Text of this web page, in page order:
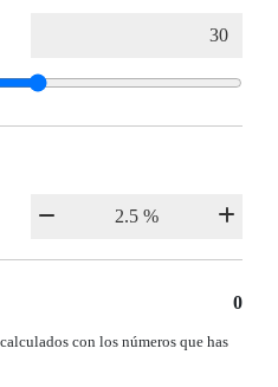
0
con los números que has